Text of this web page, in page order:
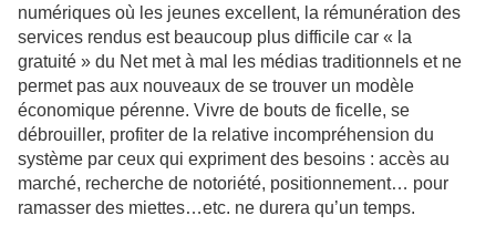
numériques où les jeunes excellent, la rémunération des
services rendus est beaucoup plus difficile car « la
gratuité » du Net met à mal les médias traditionnels et ne
permet pas aux nouveaux de se trouver un modèle
économique pérenne. Vivre de bouts de ficelle, se
débrouiller, profiter de la relative incompréhension du
système par ceux qui expriment des besoins : accès au
marché, recherche de notoriété, positionnement… pour
ramasser des miettes…etc. ne durera qu’un temps.